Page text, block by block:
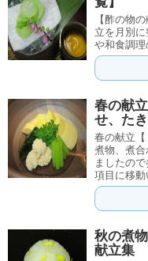
【酢の物
立を月別
や和食調理
春の献
せ、た
春の献立
煮物、煮
ましたの
項目に移動
秋の煮
献立集